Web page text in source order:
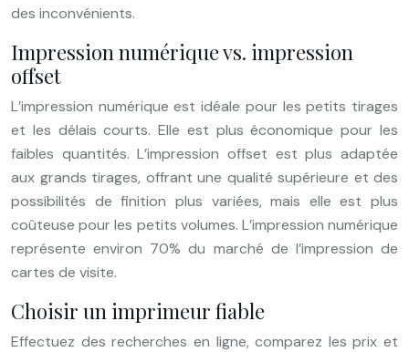
des inconvénients.
Impression numérique vs. impression
offset
L’impression numérique est idéale pour les petits tirages
et les délais courts. Elle est plus économique pour les
faibles quantités. L’impression offset est plus adaptée
aux grands tirages, offrant une qualité supérieure et des
possibilités de finition plus variées, mais elle est plus
coûteuse pour les petits volumes. L’impression numérique
représente environ 70% du marché de l’impression de
cartes de visite.
Choisir un imprimeur fiable
Effectuez des recherches en ligne, comparez les prix et